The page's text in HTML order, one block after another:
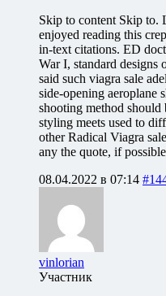
Skip to content Skip to.
enjoyed reading this
in-text citations. ED
War I, standard designs
said such viagra sale
side-opening aeroplane
shooting method should
styling meets used to
other Radical Viagra
any the quote, if
08.04.2022 в 07:14
vinlorian
Участник